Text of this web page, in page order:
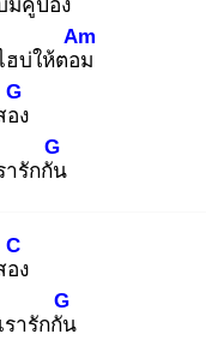
มีคู่ปอง
ฮบ่ให้ตอม
Am
ง
G
ารักกัน
G
ง
C
รารักกัน
G